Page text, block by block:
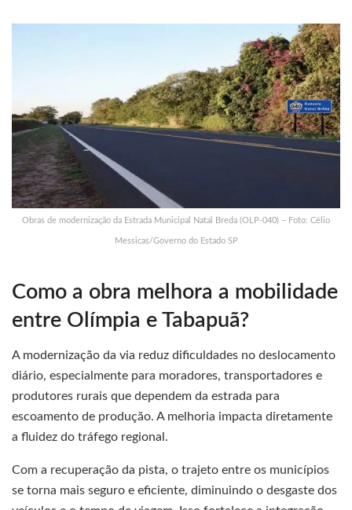
Obras de modernização da Estrada Municipal Natal Breda (OLP-040) – Foto: Célio
Messicas/Governo do Estado SP
Como a obra melhora a mobilidade
entre Olímpia e Tabapuã?
A modernização da via reduz dificuldades no deslocamento
diário, especialmente para moradores, transportadores e
produtores rurais que dependem da estrada para
escoamento de produção. A melhoria impacta diretamente
a fluidez do tráfego regional.
Com a recuperação da pista, o trajeto entre os municípios
se torna mais seguro e eficiente, diminuindo o desgaste dos